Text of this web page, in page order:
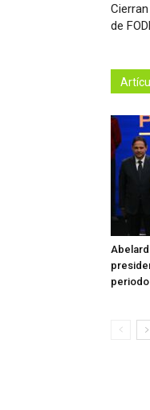
de
periodo